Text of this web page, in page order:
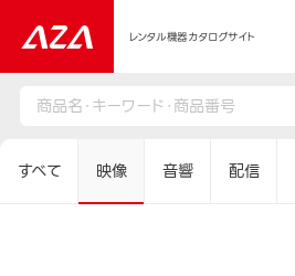
レンタル機器カタログサイト
すべて 映像 音響 配信